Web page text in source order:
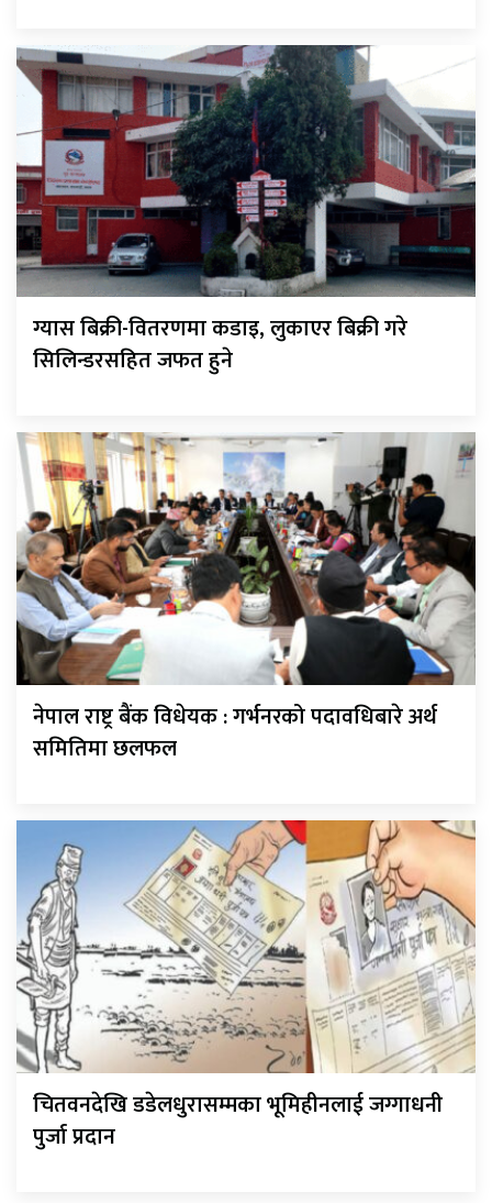
ग्यास बिक्री-वितरणमा कडाइ, लुकाएर बिक्री गरे
सिलिन्डरसहित जफत हुने
नेपाल राष्ट्र बैंक विधेयक : गर्भनरको पदावधिबारे अर्थ
समितिमा छलफल
चितवनदेखि डडेलधुरासम्मका भूमिहीनलाई जग्गाधनी
पुर्जा प्रदान